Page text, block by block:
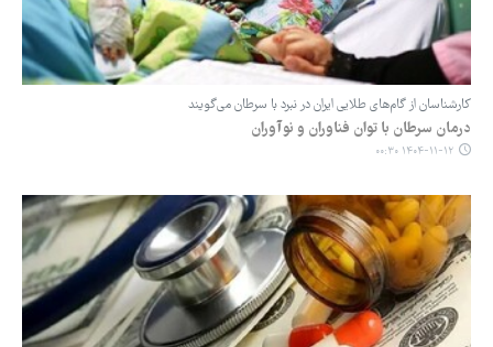
کارشناسان از گام‌های طلایی ایران در نبرد با سرطان می‌گویند
درمان سرطان با توان فناوران و نوآوران
۱۴۰۴-۱۱-۱۲ ۰۰:۳۰